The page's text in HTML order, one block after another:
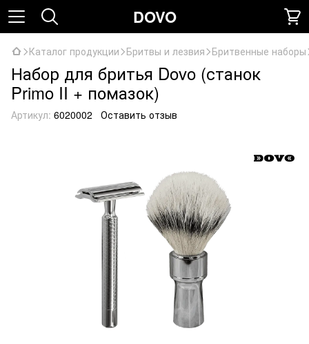
DOVO
Каталог продукции Бритвы и лезвия Бритвенные наборы
Набор для бритья Dovo (станок
Primo II + помазок)
Артикул: 6020002 Оставить отзыв